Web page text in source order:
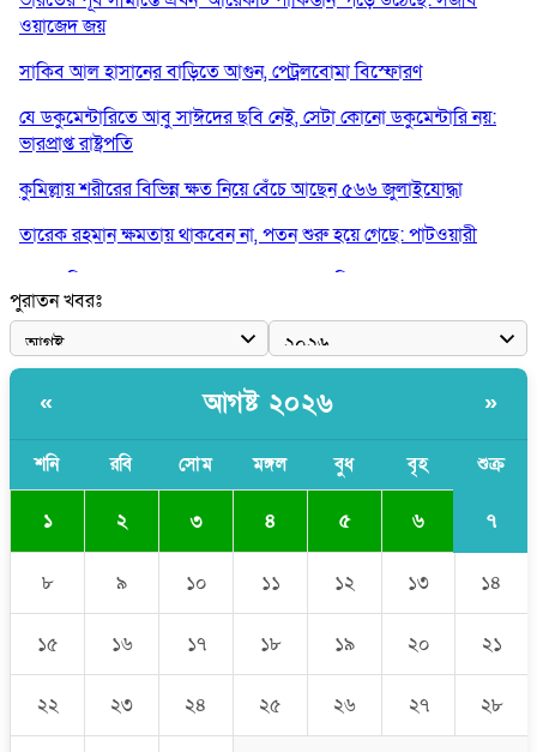
ওয়াজেদ জয়
সাকিব আল হাসানের বাড়িতে আগুন, পেট্রলবোমা বিস্ফোরণ
যে ডকুমেন্টারিতে আবু সাঈদের ছবি নেই, সেটা কোনো ডকুমেন্টারি নয়:
ভারপ্রাপ্ত রাষ্ট্রপতি
কুমিল্লায় শরীরের বিভিন্ন ক্ষত নিয়ে বেঁচে আছেন ৫৬৬ জুলাইযোদ্ধা
তারেক রহমান ক্ষমতায় থাকবেন না, পতন শুরু হয়ে গেছে: পাটওয়ারী
শেখ হাসিনাকে আর রাখতে চাচ্ছে না ভারত: আসিফ মাহমুদ
জুলাই কোনো শ্রেণি বা গোষ্ঠীর নয়, এটি সর্বস্তরের মানুষের: ড. ইউনূস
আলিয়া মাদ্রাসায় ছাত্রদল-শিবির সংঘর্ষ, হাতে পাইপ মাথায় হেলমেট পড়ে
মাঠে যুবদল নেতা নয়ন
পুরাতন খবরঃ
« আগষ্ট ২০২৬ »
শনি রবি সোম মঙ্গল বুধ বৃহ শুক্র
১ ২ ৩ ৪ ৫ ৬ ৭
৮ ৯ ১০ ১১ ১২ ১৩ ১৪
১৫ ১৬ ১৭ ১৮ ১৯ ২০ ২১
২২ ২৩ ২৪ ২৫ ২৬ ২৭ ২৮